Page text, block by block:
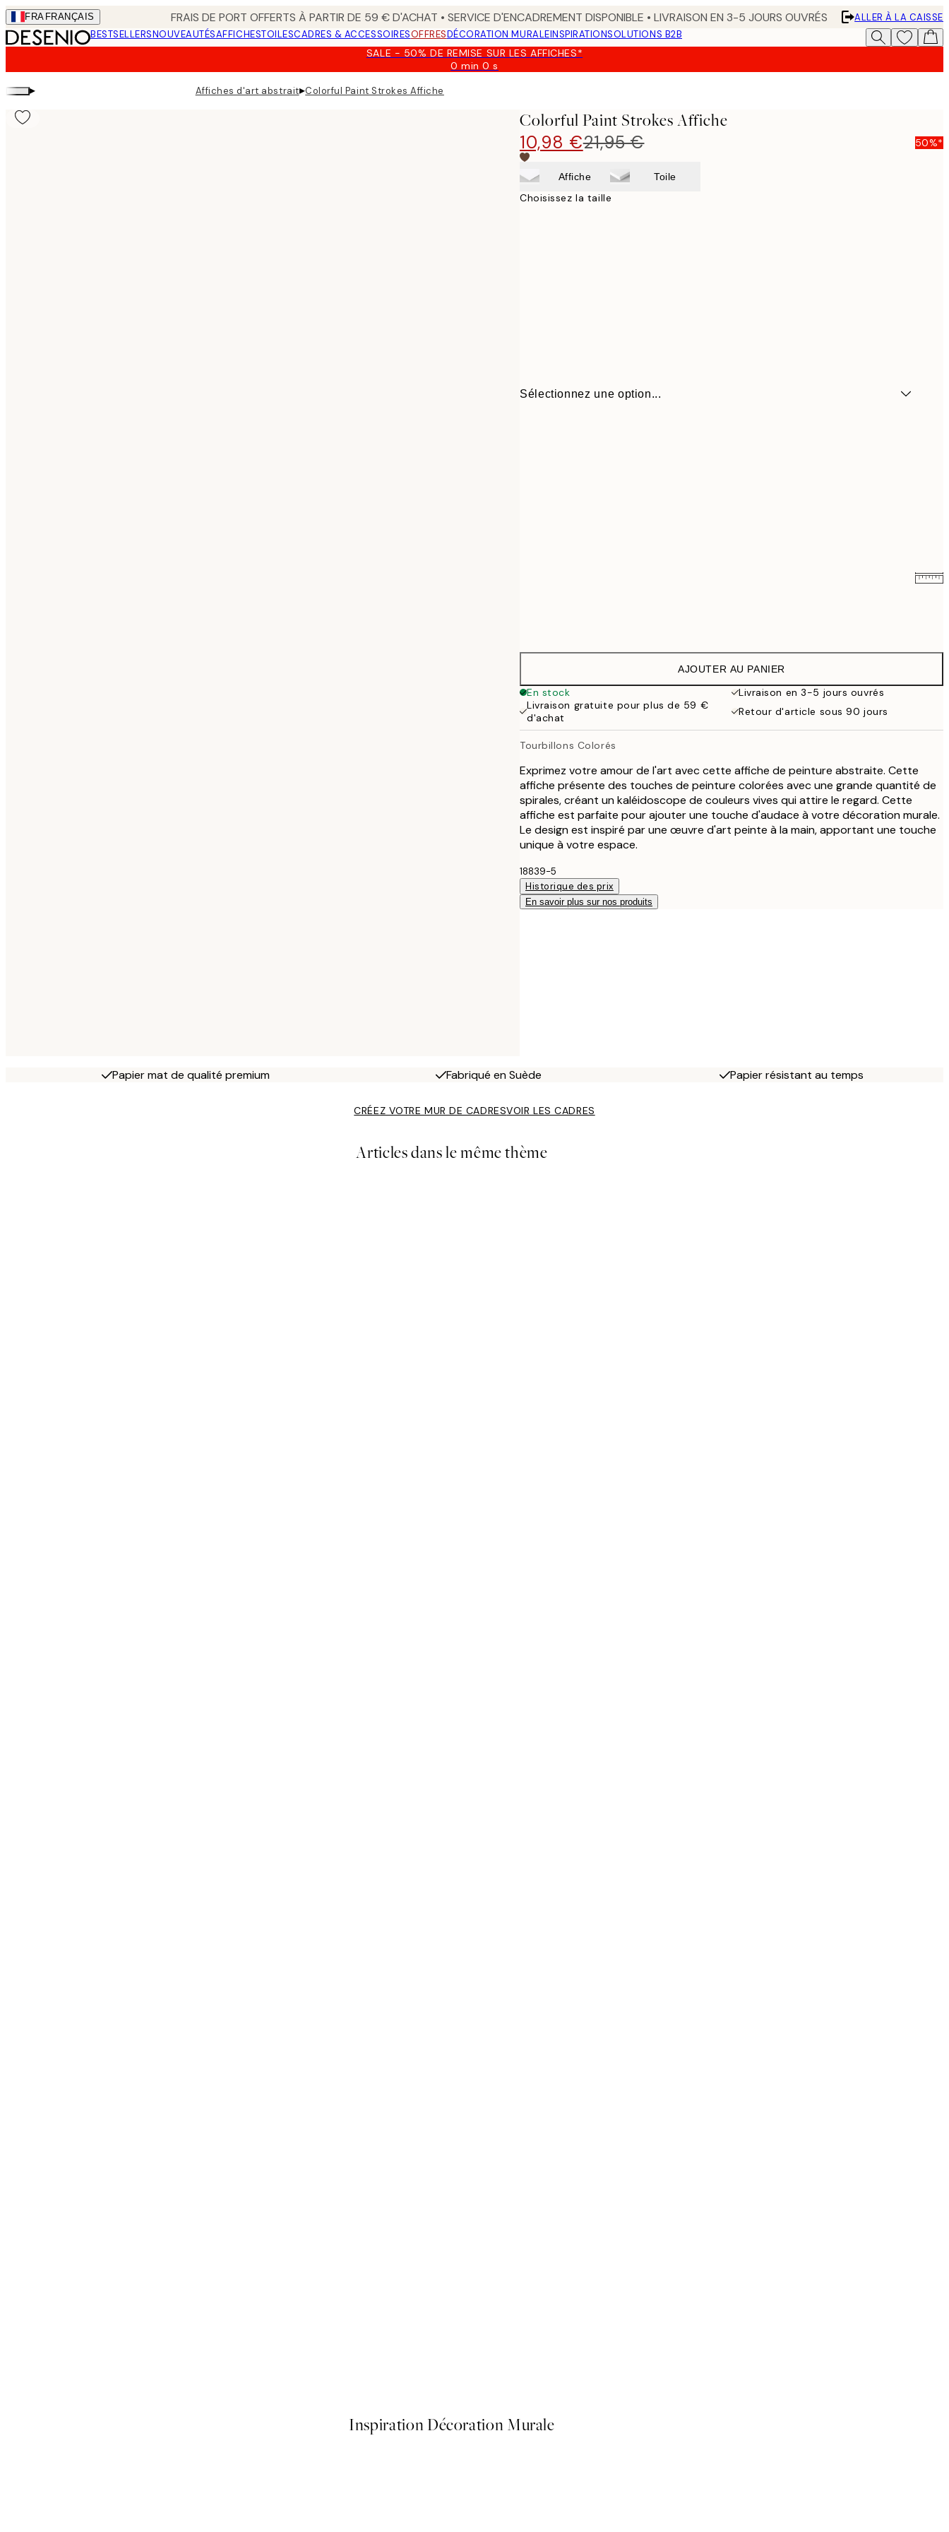
Skip
to
main
FRA FRANÇAIS FRAIS DE PORT OFFERTS À PARTIR DE 59 € D'ACHAT • SERVICE D'ENCADREMENT DISPONIBLE • LIVRAISON EN 3-5 JOURS OUVRÉS
ALLER À LA CAISSE
BESTSELLERSNOUVEAUTÉSAFFICHESTOILESCADRES & ACCESSOIRESOFFRESDÉCORATION MURALEINSPIRATIONSOLUTIONS B2B
SALE - 50% DE REMISE SUR LES AFFICHES*
0 min0 s
Valable
▸ Affiches d'art abstrait▸Colorful Paint Strokes Affiche
Colorful Paint Strokes Affiche
10,98 €21,95 € 50%*
Affiche Toile
Choisissez la taille
Sélectionnez une option...
38 €
AJOUTER AU PANIER
En stock
Livraison en 3-5 jours ouvrés
Livraison gratuite pour plus de 59 €
d'achat
Retour d'article sous 90 jours
Tourbillons Colorés
Exprimez votre amour de l'art avec cette affiche de peinture abstraite. Cette
affiche présente des touches de peinture colorées avec une grande quantité de
spirales, créant un kaléidoscope de couleurs vives qui attire le regard. Cette
affiche est parfaite pour ajouter une touche d'audace à votre décoration murale.
Le design est inspiré par une œuvre d'art peinte à la main, apportant une touche
unique à votre espace.
18839-5
Historique des prix
En savoir plus sur nos produits
Papier mat de qualité premium Fabriqué en Suède Papier résistant au temps
CRÉEZ VOTRE MUR DE CADRESVOIR LES CADRES
Articles dans le même thème
Inspiration Décoration Murale